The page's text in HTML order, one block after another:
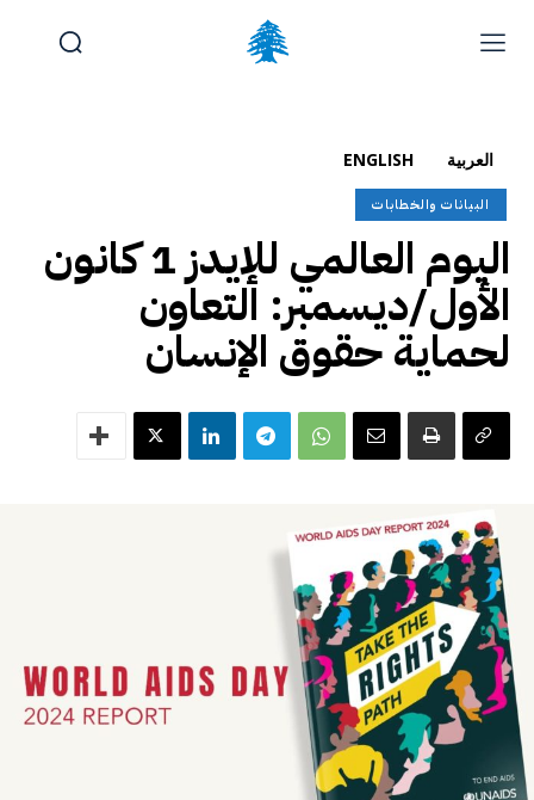
English
(الإنجليزية)
العربية ENGLISH
البيانات والخطابات
اليوم العالمي للإيدز 1 كانون
الأول/ديسمبر: التعاون
لحماية حقوق الإنسان